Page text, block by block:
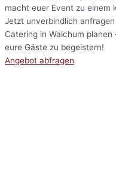
macht euer Event zu einem
Jetzt unverbindlich
Catering in Walchum
eure Gäste zu begeistern!
Angebot abfragen